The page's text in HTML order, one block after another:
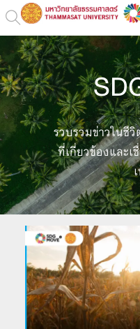
รวบรวมข่าวในชี
ที่เกี่ยวข้องและ